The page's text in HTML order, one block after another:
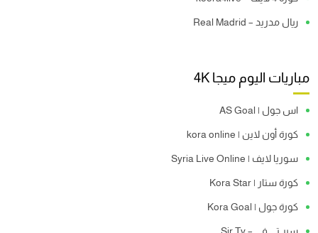
ريال مدريد – Real Madrid
مباريات اليوم ميجا 4K
اس جول | AS Goal
كورة أون لاين | kora online
سوريا لايف | Syria Live Online
كورة ستار | Kora Star
كورة جول | Kora Goal